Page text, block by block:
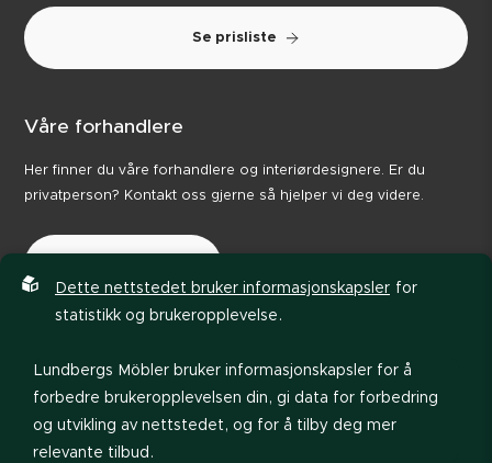
Se prisliste
Våre forhandlere
Her finner du våre forhandlere og interiørdesignere. Er du
privatperson? Kontakt oss gjerne så hjelper vi deg videre.
Personvernerklæring
Dette nettstedet bruker informasjonskapsler for
statistikk og brukeropplevelse.
Lundbergs Möbler bruker informasjonskapsler for å
forbedre brukeropplevelsen din, gi data for forbedring
og utvikling av nettstedet, og for å tilby deg mer
relevante tilbud.